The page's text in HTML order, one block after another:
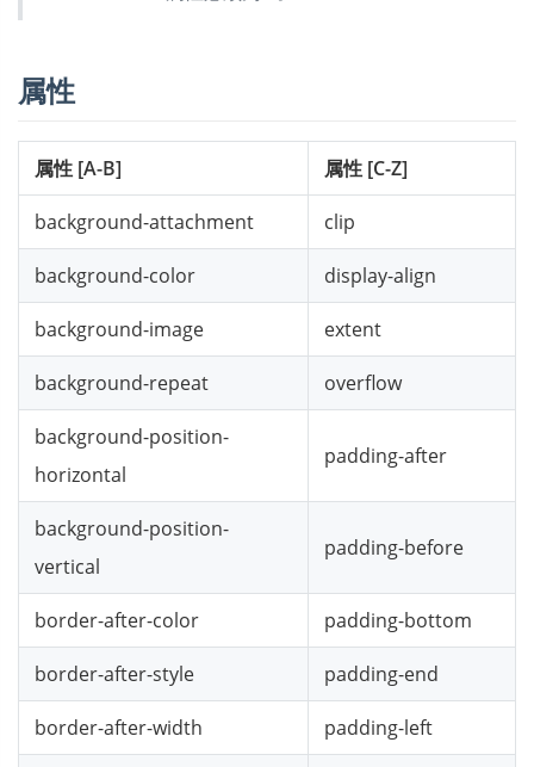
属性
属性 [A-B] 属性 [C-Z]
background-attachment clip
background-color display-align
background-image extent
background-repeat overflow
background-position-
horizontal
padding-after
background-position-
vertical
padding-before
border-after-color padding-bottom
border-after-style padding-end
border-after-width padding-left